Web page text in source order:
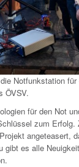
Notfunkstation
ÖVSV.
für den Not
zum
angeteasert,
gibt es alle